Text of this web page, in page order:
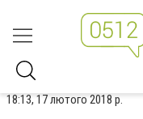
18:13, 17 лютого 2018 р.